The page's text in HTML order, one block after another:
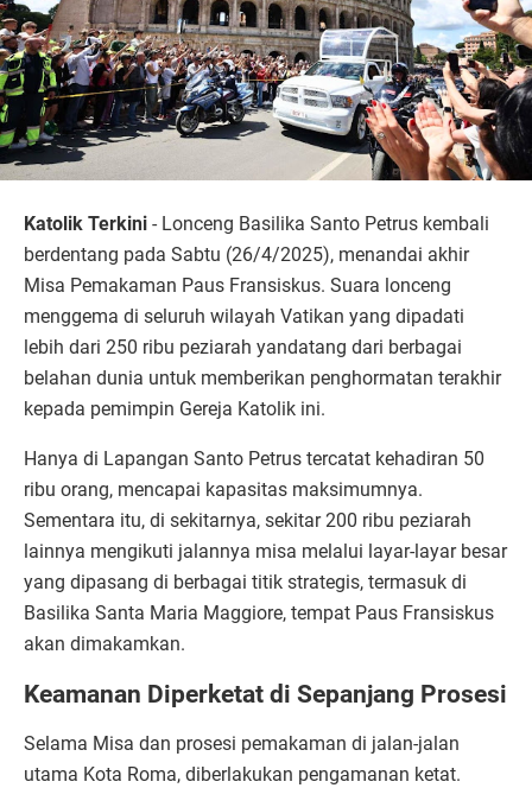
Katolik Terkini - Lonceng Basilika Santo Petrus kembali
berdentang pada Sabtu (26/4/2025), menandai akhir
Misa Pemakaman Paus Fransiskus. Suara lonceng
menggema di seluruh wilayah Vatikan yang dipadati
lebih dari 250 ribu peziarah yandatang dari berbagai
belahan dunia untuk memberikan penghormatan terakhir
kepada pemimpin Gereja Katolik ini.
Hanya di Lapangan Santo Petrus tercatat kehadiran 50
ribu orang, mencapai kapasitas maksimumnya.
Sementara itu, di sekitarnya, sekitar 200 ribu peziarah
lainnya mengikuti jalannya misa melalui layar-layar besar
yang dipasang di berbagai titik strategis, termasuk di
Basilika Santa Maria Maggiore, tempat Paus Fransiskus
akan dimakamkan.
Keamanan Diperketat di Sepanjang Prosesi
Selama Misa dan prosesi pemakaman di jalan-jalan
utama Kota Roma, diberlakukan pengamanan ketat.